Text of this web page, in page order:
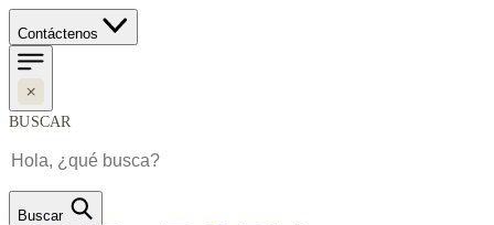
Contáctenos
BUSCAR
Buscar